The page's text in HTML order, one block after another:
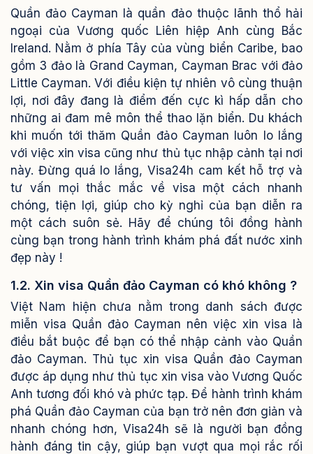
Quần đảo Cayman là quần đảo thuộc lãnh thổ hải
ngoại của Vương quốc Liên hiệp Anh cùng Bắc
Ireland. Nằm ở phía Tây của vùng biển Caribe, bao
gồm 3 đảo là Grand Cayman, Cayman Brac với đảo
Little Cayman. Với điều kiện tự nhiên vô cùng thuận
lợi, nơi đây đang là điểm đến cực kì hấp dẫn cho
những ai đam mê môn thể thao lặn biển. Du khách
khi muốn tới thăm Quần đảo Cayman luôn lo lắng
với việc xin visa cũng như thủ tục nhập cảnh tại nơi
này. Đừng quá lo lắng, Visa24h cam kết hỗ trợ và
tư vấn mọi thắc mắc về visa một cách nhanh
chóng, tiện lợi, giúp cho kỳ nghỉ của bạn diễn ra
một cách suôn sẻ. Hãy để chúng tôi đồng hành
cùng bạn trong hành trình khám phá đất nước xinh
đẹp này !
1.2. Xin visa Quần đảo Cayman có khó không ?
Việt Nam hiện chưa nằm trong danh sách được
miễn visa Quần đảo Cayman nên việc xin visa là
điều bắt buộc để bạn có thể nhập cảnh vào Quần
đảo Cayman. Thủ tục xin visa Quần đảo Cayman
được áp dụng như thủ tục xin visa vào Vương Quốc
Anh tương đối khó và phức tạp. Để hành trình khám
phá Quần đảo Cayman của bạn trở nên đơn giản và
nhanh chóng hơn, Visa24h sẽ là người bạn đồng
hành đáng tin cậy, giúp bạn vượt qua mọi rắc rối